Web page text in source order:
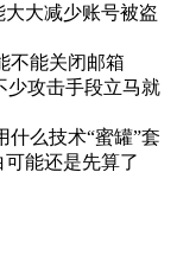
大减少账号被盗
不能关闭邮箱
少攻击手段立马就
什么技术“蜜罐”套
能还是先算了